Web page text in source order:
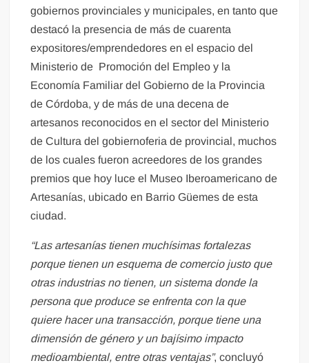
gobiernos provinciales y municipales, en tanto que
destacó la presencia de más de cuarenta
expositores/emprendedores en el espacio del
Ministerio de Promoción del Empleo y la
Economía Familiar del Gobierno de la Provincia
de Córdoba, y de más de una decena de
artesanos reconocidos en el sector del Ministerio
de Cultura del gobiernoferia de provincial, muchos
de los cuales fueron acreedores de los grandes
premios que hoy luce el Museo Iberoamericano de
Artesanías, ubicado en Barrio Güemes de esta
ciudad.
“Las artesanías tienen muchísimas fortalezas
porque tienen un esquema de comercio justo que
otras industrias no tienen, un sistema donde la
persona que produce se enfrenta con la que
quiere hacer una transacción, porque tiene una
dimensión de género y un bajísimo impacto
medioambiental, entre otras ventajas”, concluyó